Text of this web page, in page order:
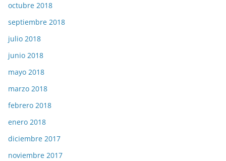
octubre 2018
septiembre 2018
julio 2018
junio 2018
mayo 2018
marzo 2018
febrero 2018
enero 2018
diciembre 2017
noviembre 2017